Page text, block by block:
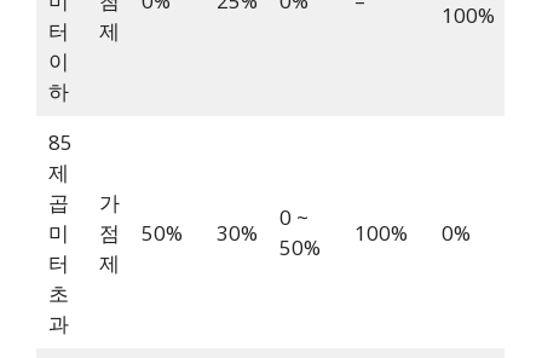
터
이
하
제
100%
85
제
곱
미
터
초
과
가
점
제
50% 30%
0 ~
50%
100% 0%